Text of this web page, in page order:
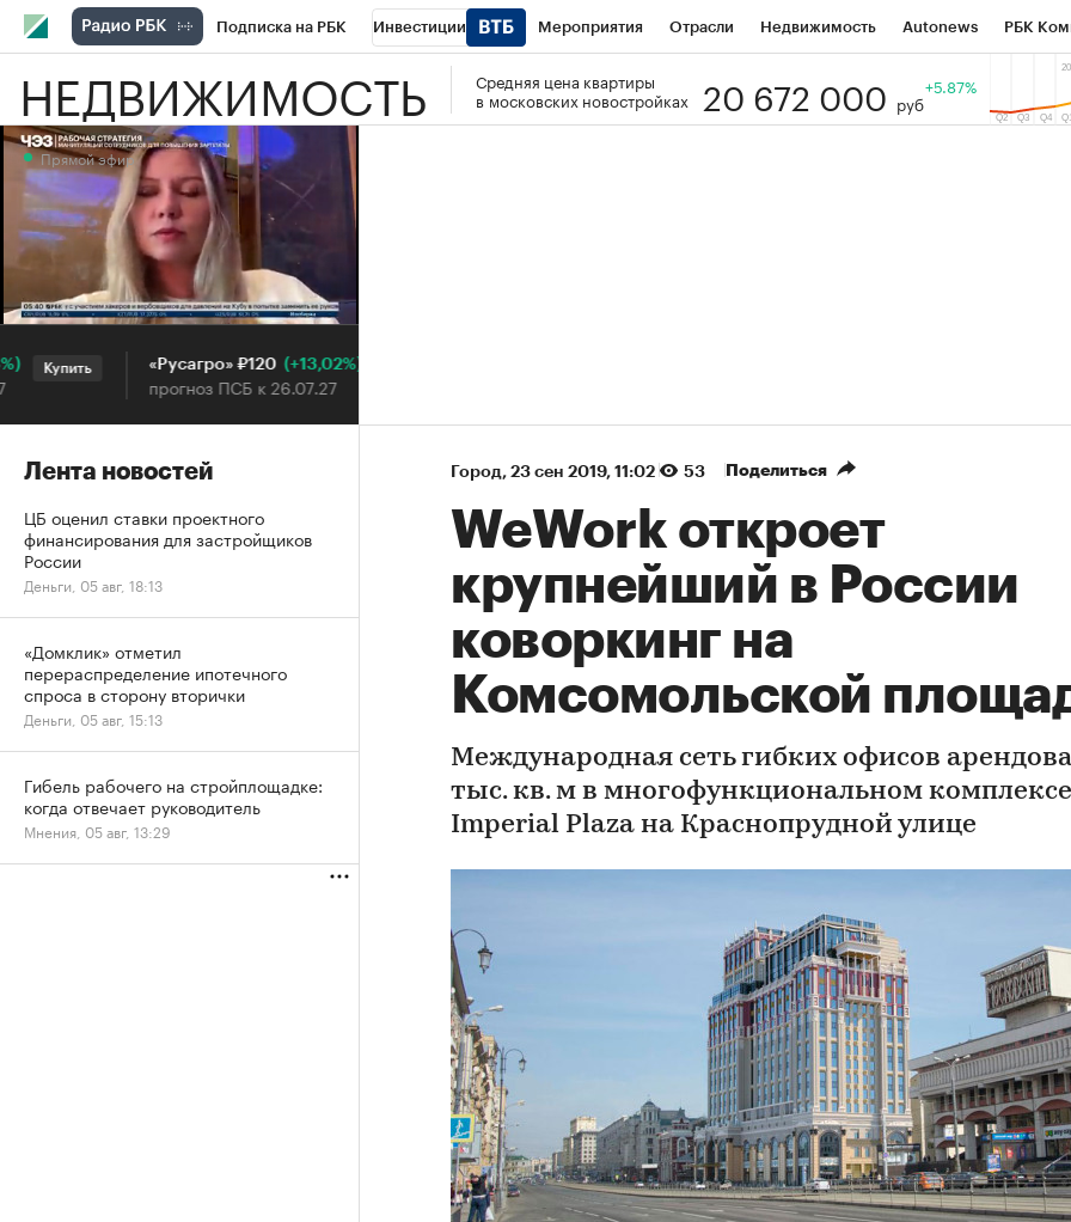
Подписка на РБК Инвестиции Мероприятия Отрасли Недвижимость Autonews РБК
РБК Вино Спорт Школа управления РБК РБК Образование Тренды
Национальные проекты
Кредитные рейтинги
Проверка контрагентов
НЕДВИЖИМОСТЬ
Средняя цена квартиры
в московских новостройках
20 672 000 руб
+5.87%
Город⁠, 23 сен 2019, 11:02 53 Поделиться
WeWork откроет
крупнейший в России
коворкинг на
Комсомольской
Международная сеть гибких офисов
тыс. кв. м в многофункциональном комплексе
Imperial Plaza на Краснопрудной улице
Прямой эфир
Прямой эфир
Купить «Русагро» ₽120 (+13,02%)
прогноз ПСБ к 26.07.27
Купить
Лента новостей
ЦБ оценил ставки проектного
финансирования для застройщиков
России
Деньги, 05 авг, 18:13
«Домклик» отметил
перераспределение ипотечного
спроса в сторону вторички
Деньги, 05 авг, 15:13
Гибель рабочего на стройплощадке:
когда отвечает руководитель
Мнения, 05 авг, 13:29